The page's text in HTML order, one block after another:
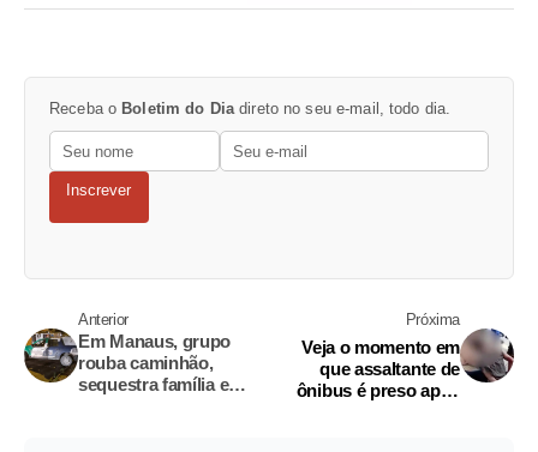
Receba o Boletim do Dia direto no seu e-mail, todo dia.
Inscrever
Anterior
Em Manaus, grupo
rouba caminhão,
sequestra família e
Próxima
Veja o momento em
que assaltante de
ônibus é preso após